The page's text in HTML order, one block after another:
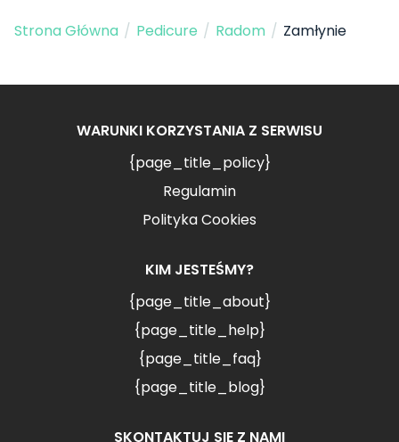
Strona Główna / Pedicure / Radom / Zamłynie
WARUNKI KORZYSTANIA Z SERWISU
{page_title_policy}
Regulamin
Polityka Cookies
KIM JESTEŚMY?
{page_title_about}
{page_title_help}
{page_title_faq}
{page_title_blog}
SKONTAKTUJ SIĘ Z NAMI